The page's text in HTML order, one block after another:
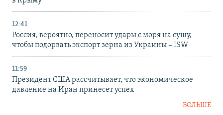
12:41
Россия, вероятно, переносит удары с моря на сушу,
чтобы подорвать экспорт зерна из Украины – ISW
11:59
Президент США рассчитывает, что экономическое
давление на Иран принесет успех
БОЛЬШЕ